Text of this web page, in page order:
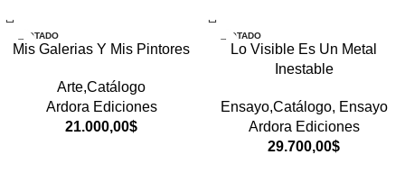
AGOTADO
Mis Galerias Y Mis Pintores
Arte,Catálogo
Ardora Ediciones
21.000,00$
AGOTADO
Lo Visible Es Un Metal
Inestable
Ensayo,Catálogo, Ensayo
Ardora Ediciones
29.700,00$